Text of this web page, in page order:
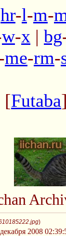
hr-l-m-
w-x | bg
me-rm-
[Futaba
)
2008